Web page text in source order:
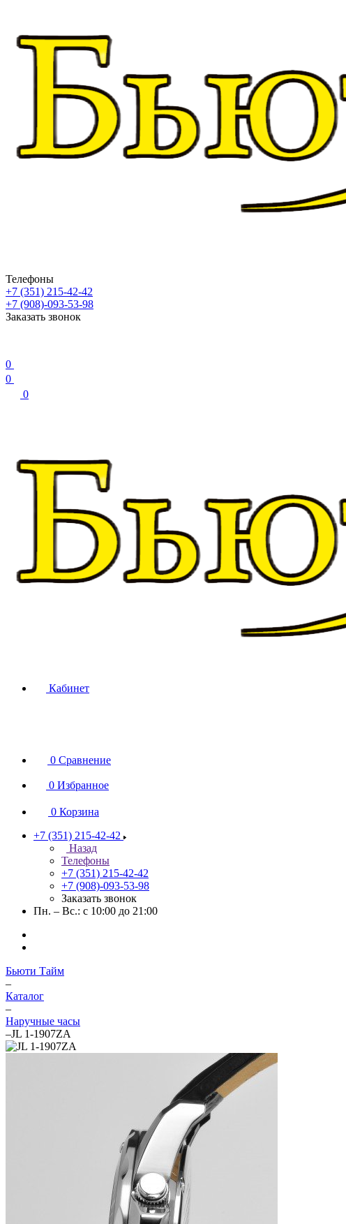
Телефоны
+7 (351) 215-42-42
+7 (908)-093-53-98
Заказать звонок
0
0
0
Кабинет
0 Сравнение
0 Избранное
0 Корзина
+7 (351) 215-42-42
Назад
Телефоны
+7 (351) 215-42-42
+7 (908)-093-53-98
Заказать звонок
Пн. – Вс.: с 10:00 до 21:00
Бьюти Тайм
–
Каталог
–
Наручные часы
–JL 1-1907ZA